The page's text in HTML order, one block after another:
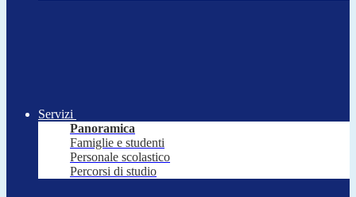
Servizi
Panoramica
Famiglie e studenti
Personale scolastico
Percorsi di studio